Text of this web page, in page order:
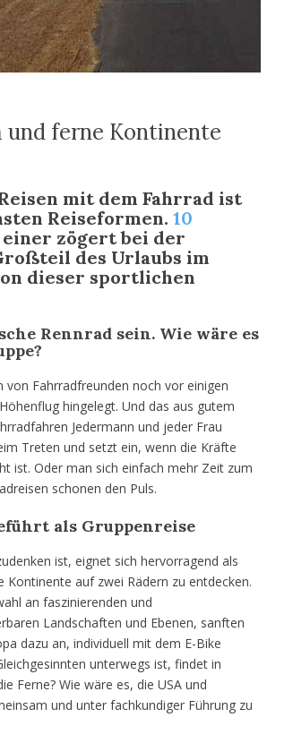
und ferne Kontinente
mit dem Fahrrad ist
Reiseformen. 10
einer zögert bei der
des Urlaubs im
dieser sportlichen
Rennrad sein. Wie wäre es
von Fahrradfreunden noch vor einigen
hingelegt. Und das aus gutem
Jedermann und jeder Frau
Treten und setzt ein, wenn die Kräfte
ist. Oder man sich einfach mehr Zeit zum
schonen den Puls.
als Gruppenreise
ist, eignet sich hervorragend als
auf zwei Rädern zu entdecken.
an faszinierenden und
Landschaften und Ebenen, sanften
dazu an, individuell mit dem E-Bike
unterwegs ist, findet in
Ferne? Wie wäre es, die USA und
und unter fachkundiger Führung zu